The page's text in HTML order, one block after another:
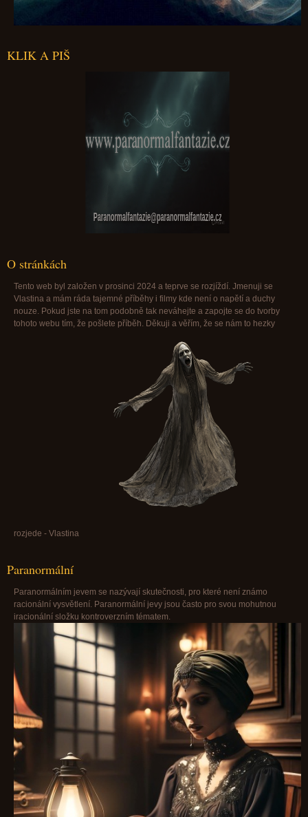
KLIK A PIŠ
Paranormalfantazie@paranormalfantazie.cz
O stránkách
Tento web byl založen v prosinci 2024 a teprve se rozjíždí. Jmenuji se
Vlastina a mám ráda tajemné příběhy i filmy kde není o napětí a duchy
nouze. Pokud jste na tom podobně tak neváhejte a zapojte se do tvorby
tohoto webu tím, že pošlete příběh. Děkuji a věřím, že se nám to hezky
rozjede - Vlastina
Paranormální
Paranormálním jevem se nazývají skutečnosti, pro které není známo
racionální vysvětlení. Paranormální jevy jsou často pro svou mohutnou
iracionální složku kontroverzním tématem.